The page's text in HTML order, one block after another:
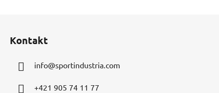
Kontakt
info@sportindustria.com
+421 905 74 11 77